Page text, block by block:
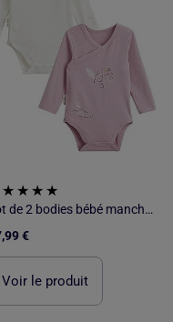
Lot de 2 bodies bébé manches longues ouverture croisée Miss Chatchatchat
€
Voir le produit